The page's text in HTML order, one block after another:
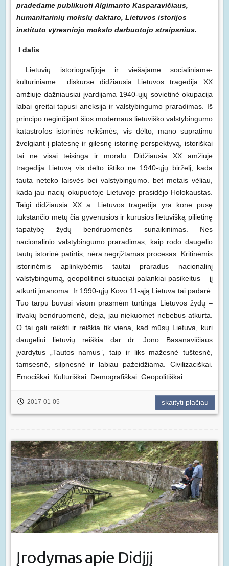
pradedame publikuoti Algimanto Kasparavičiaus,
humanitarinių mokslų daktaro, Lietuvos istorijos
instituto vyresniojo mokslo darbuotojo straipsnius.
I dalis
Lietuvių istoriografijoje ir viešajame socialiniame-
kultūriniame diskurse didžiausia Lietuvos tragedija XX
amžiuje dažniausiai įvardijama 1940-ųjų sovietinė okupacija
labai greitai tapusi aneksija ir valstybingumo praradimas. Iš
principo neginčijant šios modernaus lietuviško valstybingumo
katastrofos istorinės reikšmės, vis dėlto, mano supratimu
žvelgiant į platesnę ir gilesnę istorinę perspektyvą, istoriškai
tai ne visai teisinga ir moralu. Didžiausia XX amžiuje
tragedija Lietuvą vis dėlto ištiko ne 1940-ųjų birželį, kada
tauta neteko laisvės bei valstybingumo. bet metais vėliau,
kada jau nacių okupuotoje Lietuvoje prasidėjo Holokaustas.
Taigi didžiausia XX a. Lietuvos tragedija yra kone pusę
tūkstančio metų čia gyvenusios ir kūrusios lietuvišką pilietinę
tapatybę žydų bendruomenės sunaikinimas. Nes
nacionalinio valstybingumo praradimas, kaip rodo daugelio
tautų istorinė patirtis, nėra negrįžtamas procesas. Kritinėmis
istorinėmis aplinkybėmis tautai praradus nacionalinį
valstybingumą, geopolitinei situacijai palankiai pasikeitus – jį
atkurti įmanoma. Ir 1990-ųjų Kovo 11-ąją Lietuva tai padarė.
Tuo tarpu buvusi visom prasmėm turtinga Lietuvos žydų –
litvakų bendruomenė, deja, jau niekuomet nebebus atkurta.
O tai gali reikšti ir reiškia tik viena, kad mūsų Lietuva, kuri
daugeliui lietuvių reiškia dar dr. Jono Basanavičiaus
įvardytus „Tautos namus”, taip ir liks mažesnė tuštesnė,
tamsesnė, silpnesnė ir labiau pažeidžiama. Civilizaciškai.
Emociškai. Kultūriškai. Demografiškai. Geopolitiškai.
2017-01-05 skaityti plačiau
Įrodymas apie Didįjį